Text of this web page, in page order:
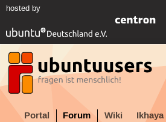
hosted by
Portal Forum Wiki Ikhaya